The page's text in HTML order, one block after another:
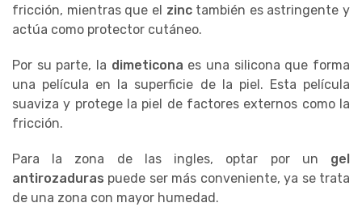
fricción, mientras que el zinctambién es astringente y
actúa como protector cutáneo.
Por su parte, la dimeticona es una silicona que forma
una película en la superficie de la piel. Esta película
suaviza y protege la piel de factores externos como la
fricción.
Para la zona de las ingles, optar por un gel
antirozaduras puede ser más conveniente, ya se trata
de una zona con mayor humedad.